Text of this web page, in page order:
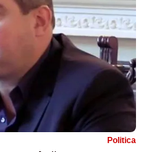
Politica